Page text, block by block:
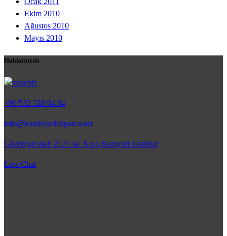
Ekim 2010
Ağustos 2010
Mayıs 2010
Hakkımızda
+90 532 328 04 84
info@kombiyedekparca.net
Güzelyurt mah 2121 sk. No:4 Esenyurt İstanbul
Live Chat